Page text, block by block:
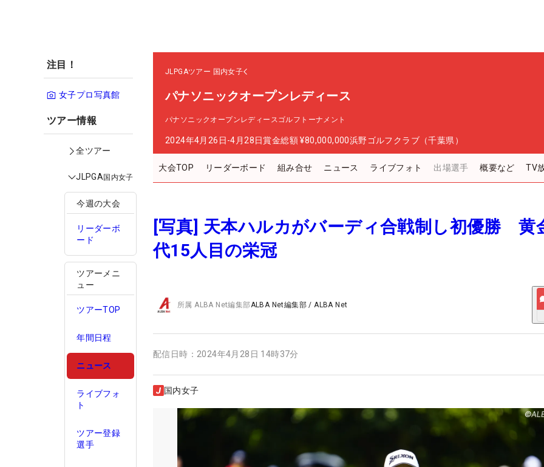
注目！
女子プロ写真館
ツアー情報
全ツアー
JLPGA国内女子
今週の大会
リーダーボ
ード
ツアーメニ
ュー
ツアーTOP
年間日程
ニュース
ライブフォ
ト
ツアー登録
選手
JLPGAツアー 国内女子
パナソニックオープンレディース
パナソニックオープンレディースゴルフトーナメント
2024年4月26日-4月28日賞金総額 ¥80,000,000浜野ゴルフクラブ（千葉県）
大会TOP リーダーボード 組み合せ ニュース ライブフォト 出場選手 概要など TV
[写真] 天本ハルカがバーディ合戦制し初優勝 黄
代15人目の栄冠
所属ALBA Net編集部ALBA Net編集部 /ALBA Net
配信日時： 2024年4月28日 14時37分
国内女子